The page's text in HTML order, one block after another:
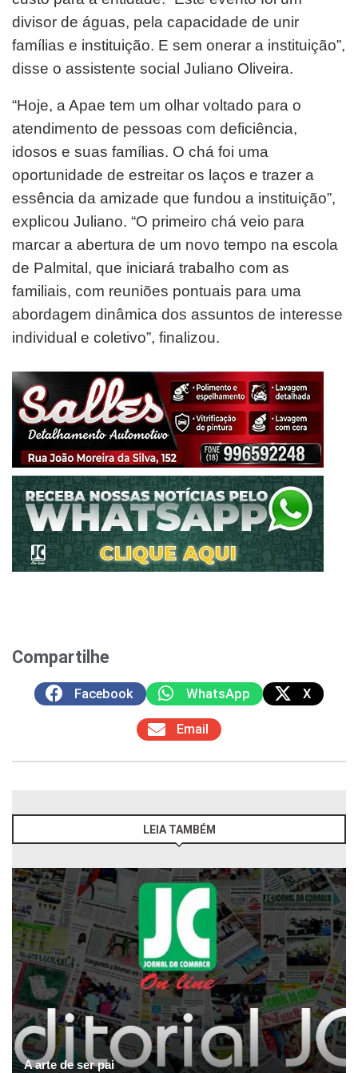
divisor de águas, pela capacidade de unir
famílias e instituição. E sem onerar a instituição”,
disse o assistente social Juliano Oliveira.
“Hoje, a Apae tem um olhar voltado para o
atendimento de pessoas com deficiência,
idosos e suas famílias. O chá foi uma
oportunidade de estreitar os laços e trazer a
essência da amizade que fundou a instituição”,
explicou Juliano. “O primeiro chá veio para
marcar a abertura de um novo tempo na escola
de Palmital, que iniciará trabalho com as
familiais, com reuniões pontuais para uma
abordagem dinâmica dos assuntos de interesse
individual e coletivo”, finalizou.
Compartilhe
Facebook WhatsApp X
Email
LEIA TAMBÉM
A arte de ser pai